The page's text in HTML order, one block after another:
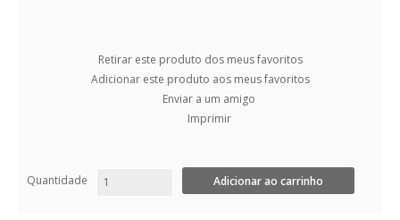
Retirar este produto dos meus favoritos
Adicionar este produto aos meus favoritos
Enviar a um amigo
Imprimir
Quantidade